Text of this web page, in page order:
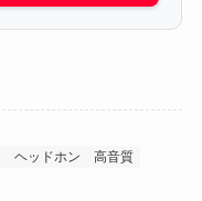
ヘッドホン 高音質